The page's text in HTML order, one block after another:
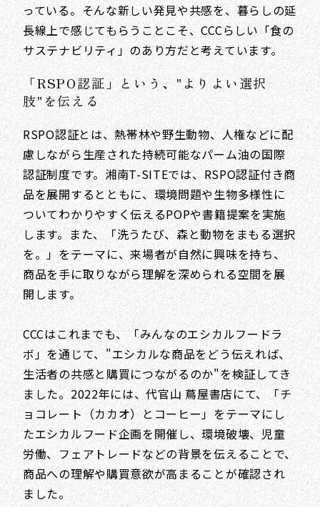
っている。そんな新しい発見や共感を、暮らしの延
長線上で感じてもらうことこそ、CCCらしい「食の
サステナビリティ」のあり方だと考えています。
「RSPO認証」という、"よりよい選択
肢"を伝える
RSPO認証とは、熱帯林や野生動物、人権などに配
慮しながら生産された持続可能なパーム油の国際
認証制度です。湘南T-SITEでは、RSPO認証付き商
品を展開するとともに、環境問題や生物多様性に
ついてわかりやすく伝えるPOPや書籍提案を実施
します。また、「洗うたび、森と動物をまもる選択
を。」をテーマに、来場者が自然に興味を持ち、
商品を手に取りながら理解を深められる空間を展
開します。
CCCはこれまでも、「みんなのエシカルフードラ
ボ」を通じて、"エシカルな商品をどう伝えれば、
生活者の共感と購買につながるのか"を検証してき
ました。2022年には、代官山 蔦屋書店にて、「チ
ョコレート（カカオ）とコーヒー」をテーマにし
たエシカルフード企画を開催し、環境破壊、児童
労働、フェアトレードなどの背景を伝えることで、
商品への理解や購買意欲が高まることが確認され
ました。